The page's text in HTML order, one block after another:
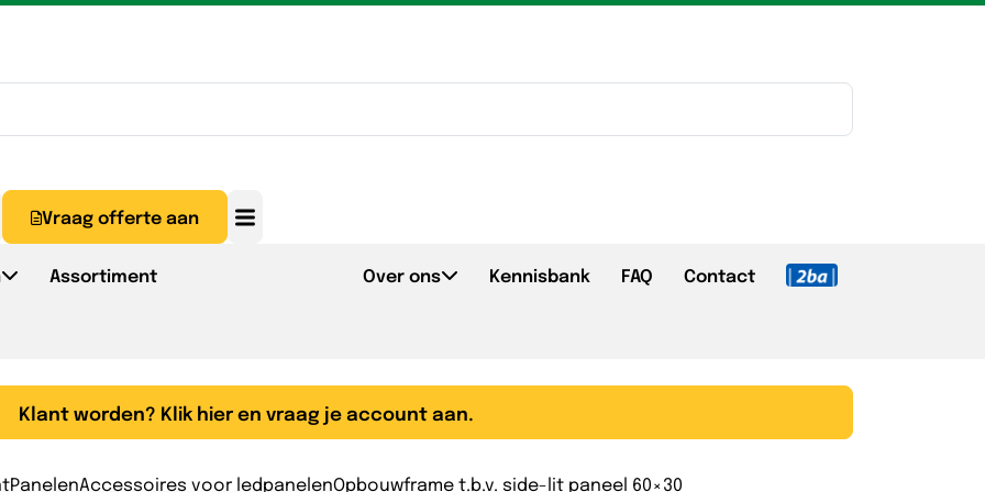
Vraag offerte aan
Assortiment Over ons Kennisbank FAQ Contact
Klant worden? Klik hier en vraag je account aan.
PanelenAccessoires voor ledpanelenOpbouwframe t.b.v. side-lit paneel 60×30